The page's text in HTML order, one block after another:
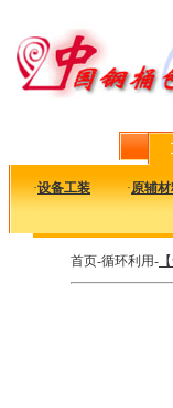
·设备工装 ·原辅
首页-循环利用-